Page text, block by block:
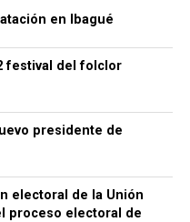
en Ibagué
festival del folclor
presidente de
electoral de la Unión
proceso electoral de